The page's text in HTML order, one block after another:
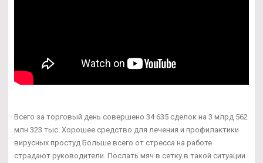
Всего за торговый день совершено 34 635 сделок на 3 млрд 562
млн 323 тыс. Хорошее средство для лечения и профилактики
вирусных простуд Больше всего от стресса на работе
страдают руководители. Послать мяч в сетку в такой ситуации